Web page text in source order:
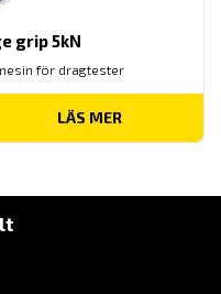
grip 5kN
för dragtester
LÄS MER